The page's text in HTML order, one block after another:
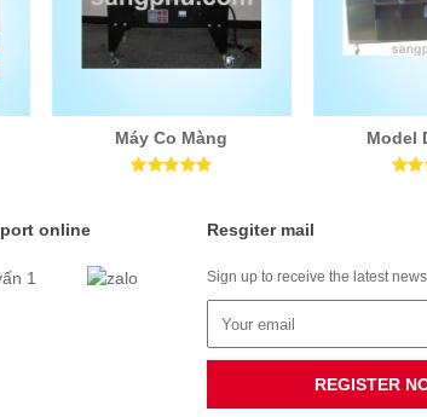
Máy Co Màng Model
online
1
Resgiter mail
Sign up to receive the latest